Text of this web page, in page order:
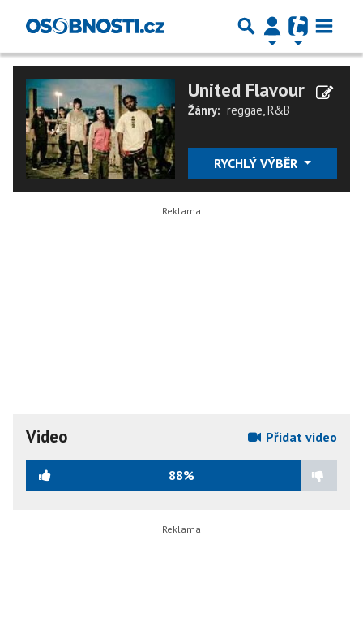
United Flavour
Žánry: reggae,R&B
RYCHLÝ VÝBĚR
Video Přidat video
88%